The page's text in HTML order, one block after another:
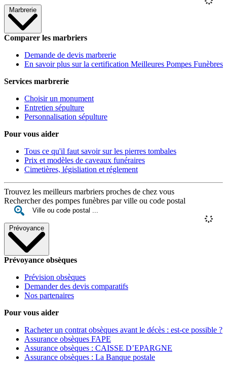
Marbrerie
Comparer les marbriers
Demande de devis marbrerie
En savoir plus sur la certification Meilleures Pompes Funèbres
Services marbrerie
Choisir un monument
Entretien sépulture
Personnalisation sépulture
Pour vous aider
Tous ce qu'il faut savoir sur les pierres tombales
Prix et modèles de caveaux funéraires
Cimetières, législiation et réglement
Trouvez les meilleurs marbriers proches de chez vous
Rechercher des pompes funèbres par ville ou code postal
Prévoyance
Prévoyance obsèques
Prévision obsèques
Demander des devis comparatifs
Nos partenaires
Pour vous aider
Racheter un contrat obsèques avant le décès : est-ce possible ?
Assurance obsèques FAPE
Assurance obsèques : CAISSE D’EPARGNE
Assurance obsèques : La Banque postale